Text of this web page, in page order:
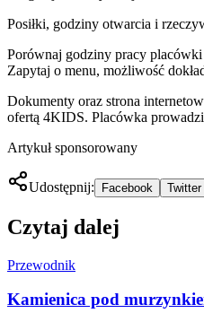
Posiłki, godziny otwarcia i
Porównaj godziny pracy
Zapytaj o menu, możliwość
Dokumenty oraz strona
ofertą 4KIDS. Placówka prowadzi
Artykuł sponsorowany
Udostępnij: Facebook Twitter
Czytaj dalej
Przewodnik
Kamienica pod